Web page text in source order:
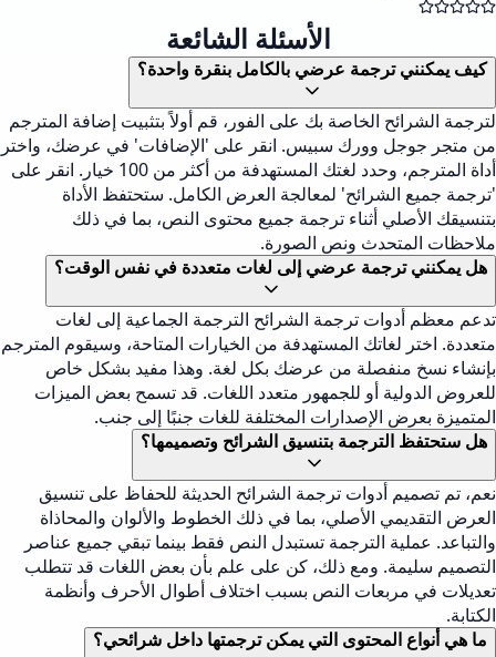
الأسئلة الشائعة
كيف يمكنني ترجمة عرضي بالكامل بنقرة واحدة؟
لترجمة الشرائح الخاصة بك على الفور، قم أولاً بتثبيت إضافة المترجم
من متجر جوجل وورك سبيس. انقر على 'الإضافات' في عرضك، واختر
أداة المترجم، وحدد لغتك المستهدفة من أكثر من 100 خيار. انقر على
'ترجمة جميع الشرائح' لمعالجة العرض الكامل. ستحتفظ الأداة
بتنسيقك الأصلي أثناء ترجمة جميع محتوى النص، بما في ذلك
ملاحظات المتحدث ونص الصورة.
هل يمكنني ترجمة عرضي إلى لغات متعددة في نفس الوقت؟
تدعم معظم أدوات ترجمة الشرائح الترجمة الجماعية إلى لغات
متعددة. اختر لغاتك المستهدفة من الخيارات المتاحة، وسيقوم المترجم
بإنشاء نسخ منفصلة من عرضك بكل لغة. وهذا مفيد بشكل خاص
للعروض الدولية أو للجمهور متعدد اللغات. قد تسمح بعض الميزات
المتميزة بعرض الإصدارات المختلفة للغات جنبًا إلى جنب.
هل ستحتفظ الترجمة بتنسيق الشرائح وتصميمها؟
نعم، تم تصميم أدوات ترجمة الشرائح الحديثة للحفاظ على تنسيق
العرض التقديمي الأصلي، بما في ذلك الخطوط والألوان والمحاذاة
والتباعد. عملية الترجمة تستبدل النص فقط بينما تبقي جميع عناصر
التصميم سليمة. ومع ذلك، كن على علم بأن بعض اللغات قد تتطلب
تعديلات في مربعات النص بسبب اختلاف أطوال الأحرف وأنظمة
الكتابة.
ما هي أنواع المحتوى التي يمكن ترجمتها داخل شرائحي؟